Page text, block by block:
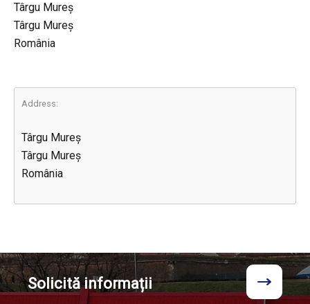
Târgu Mureș
Târgu Mureș
România
Address:
Târgu Mureș
Târgu Mureș
România
Solicităinformații